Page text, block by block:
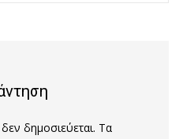
δημοσιεύεται. Τα